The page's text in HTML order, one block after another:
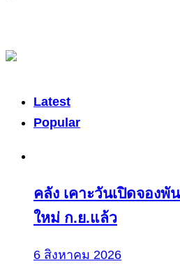
Latest
Popular
คลัง เคาะวันเปิดจอง
ใหม่ ก.ย.แล้ว
6 สิงหาคม 2026